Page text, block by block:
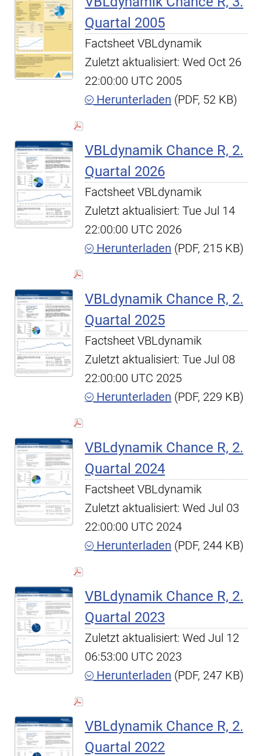
Quartal 2005
Factsheet VBLdynamik
Zuletzt aktualisiert: Wed Oct 26
22:00:00 UTC 2005
Herunterladen (PDF, 52 KB)
VBLdynamik Chance R, 2.
Quartal 2026
Factsheet VBLdynamik
Zuletzt aktualisiert: Tue Jul 14
22:00:00 UTC 2026
Herunterladen (PDF, 215 KB)
VBLdynamik Chance R, 2.
Quartal 2025
Factsheet VBLdynamik
Zuletzt aktualisiert: Tue Jul 08
22:00:00 UTC 2025
Herunterladen (PDF, 229 KB)
VBLdynamik Chance R, 2.
Quartal 2024
Factsheet VBLdynamik
Zuletzt aktualisiert: Wed Jul 03
22:00:00 UTC 2024
Herunterladen (PDF, 244 KB)
VBLdynamik Chance R, 2.
Quartal 2023
Zuletzt aktualisiert: Wed Jul 12
06:53:00 UTC 2023
Herunterladen (PDF, 247 KB)
VBLdynamik Chance R, 2.
Quartal 2022